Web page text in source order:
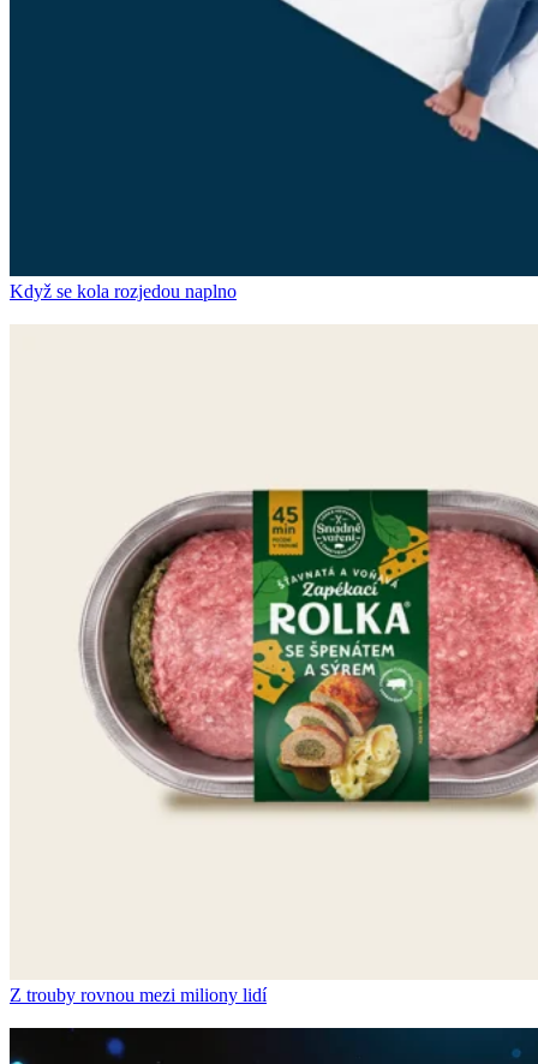
Když se kola rozjedou naplno
Z trouby rovnou mezi miliony lidí